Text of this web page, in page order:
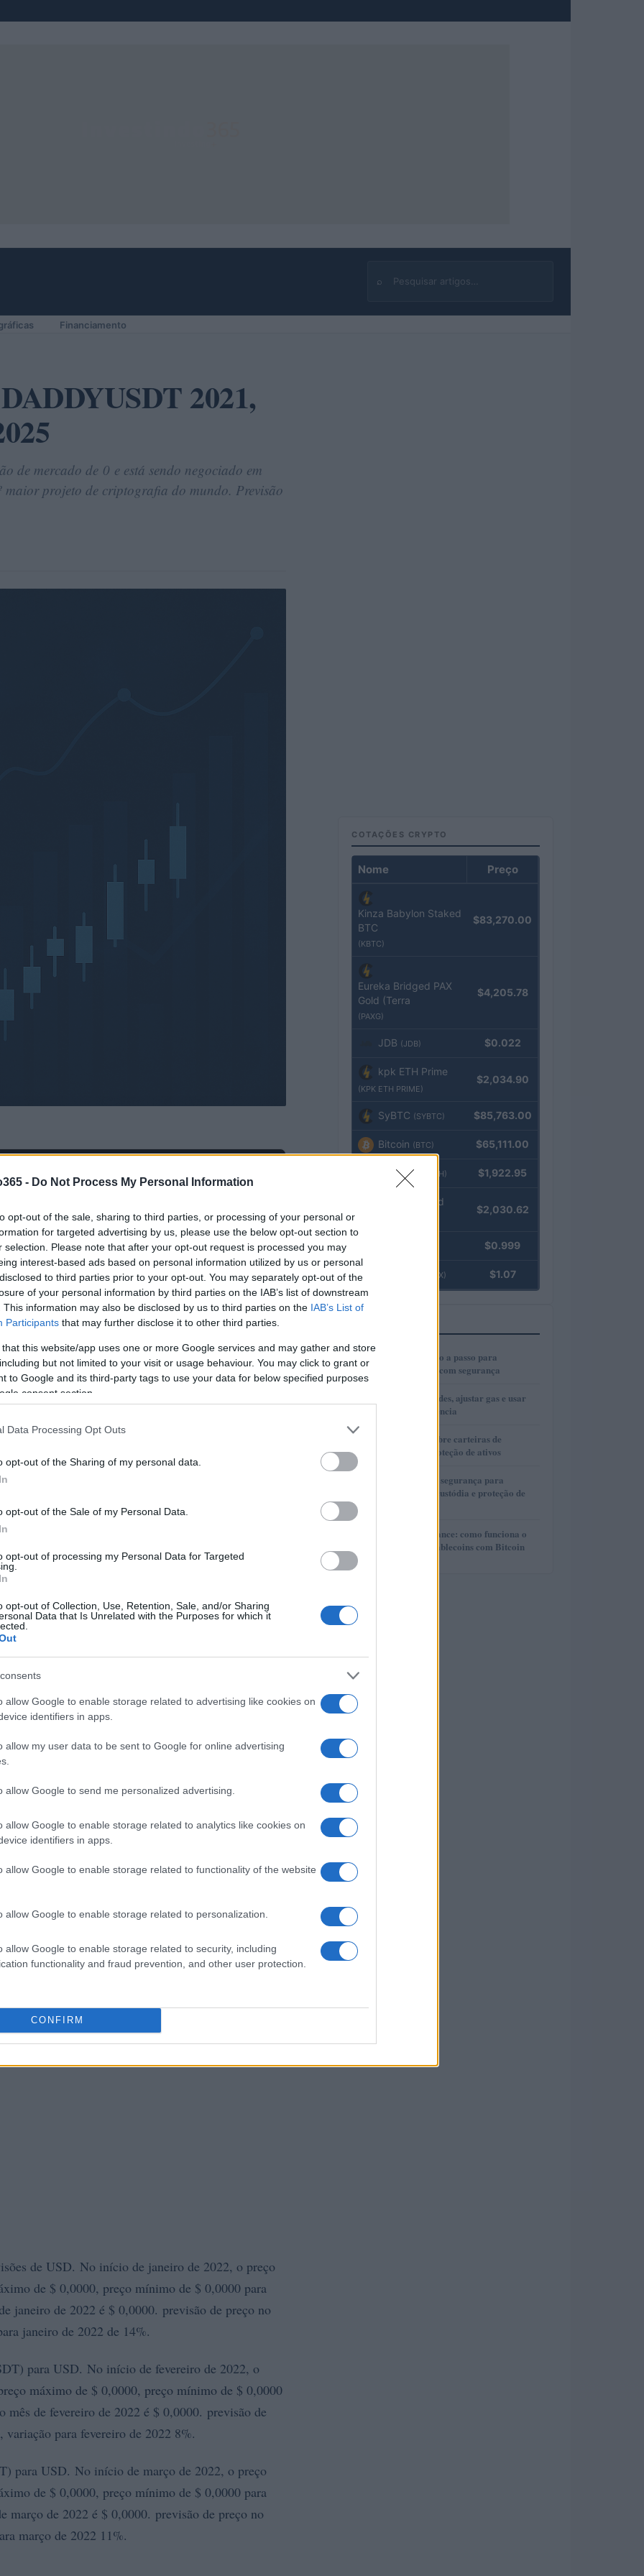
- Do Not Process My Personal Information
opt-out of the sale, sharing to third parties, or processing of your personal or
for targeted advertising by us, please use the below opt-out section to
selection. Please note that after your opt-out request is processed you may
interest-based ads based on personal information utilized by us or personal
to third parties prior to your opt-out. You may separately opt-out of the
of your personal information by third parties on the IAB’s list of downstream
This information may also be disclosed by us to third parties on the IAB’s List of
Participants that may further disclose it to other third parties.
that this website/app uses one or more Google services and may gather and store
but not limited to your visit or usage behaviour. You may click to grant or
to Google and its third-party tags to use your data for below specified purposes
consent section.
Data Processing Opt Outs
opt-out of the Sharing of my personal data.
opt-out of the Sale of my Personal Data.
opt-out of processing my Personal Data for Targeted
opt-out of Collection, Use, Retention, Sale, and/or Sharing
Data that Is Unrelated with the Purposes for which it
allow Google to enable storage related to advertising like cookies on
identifiers in apps.
allow my user data to be sent to Google for online advertising
allow Google to send me personalized advertising.
allow Google to enable storage related to analytics like cookies on
identifiers in apps.
allow Google to enable storage related to functionality of the website
allow Google to enable storage related to personalization.
allow Google to enable storage related to security, including
functionality and fraud prevention, and other user protection.
CONFIRM
⌕
Buscar
Financiamento
2021,
de mercado de 0 e está sendo negociado em
projeto de criptografia do mundo. Previsão
POWERED BY AdhubMedia
mercado de0e está sendo negociado em torno de
2021, 2022, 2023, 2024, 2025
para USD. No início de outubro de 2021, o preço
de $ 0,0000, preço mínimo de $ 0,0000 para
outubro de 2021 é $ 0,0000. previsão de preço no
outubro de 2021 15%.
de USD. No início de novembro de 2021, o
máximo de $ 0,0000, preço mínimo de $ 0,0000
mês de novembro de 2021 é $ 0,0000. previsão de
para novembro de 2021 10%.
para USD. No início de dezembro de 2021, o
máximo de $ 0,0000, preço mínimo de $ 0,0000
mês de dezembro de 2021 é $ 0,0000. previsão de
variação para dezembro de 2021 -15%.
de USD. No início de janeiro de 2022, o preço
de $ 0,0000, preço mínimo de $ 0,0000 para
janeiro de 2022 é $ 0,0000. previsão de preço no
janeiro de 2022 de 14%.
para USD. No início de fevereiro de 2022, o
máximo de $ 0,0000, preço mínimo de $ 0,0000
mês de fevereiro de 2022 é $ 0,0000. previsão de
para fevereiro de 2022 8%.
para USD. No início de março de 2022, o preço
de $ 0,0000, preço mínimo de $ 0,0000 para
março de 2022 é $ 0,0000. previsão de preço no
março de 2022 11%.
COTAÇÕES CRYPTO
Nome Preço
Kinza Babylon Staked
BTC
(KBTC)
$83,270.00
Eureka Bridged PAX
Gold (Terra
(PAXG)
$4,205.78
JDB (JDB) $0.022
kpk ETH Prime
(KPK ETH PRIME)
$2,034.90
SyBTC (SYBTC) $85,763.00
Bitcoin (BTC) $65,111.00
Ethereum (ETH) $1,922.95
kpk ETH Yield
$2,030.62
$0.999
(USDEX) $1.07
1
Cold wallets: passo a passo para
configurar e usar com segurança
2
Como escolher redes, ajustar gas e usar
bridges com eficiência
3
Guia completo sobre carteiras de
autocustódia e proteção de ativos
Guia completo de segurança para
carteiras de autocustódia e proteção de
Lite Loan da Binance: como funciona o
empréstimo de stablecoins com Bitcoin